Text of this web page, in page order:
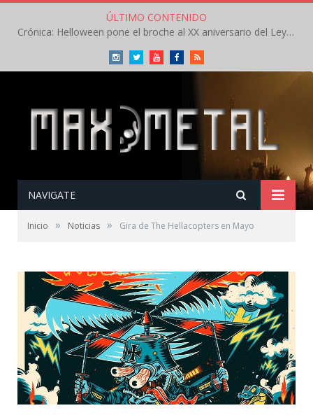
ÚLTIMO CONTENIDO
Crónica: Helloween pone el broche al XX aniversario del Leyendas del Rock – Sábado – Agosto 2026
InstagramTwitterYoutubeFacebookRSS
NAVIGATE
Inicio » Noticias » Gira de The Hellacopters en Mayo